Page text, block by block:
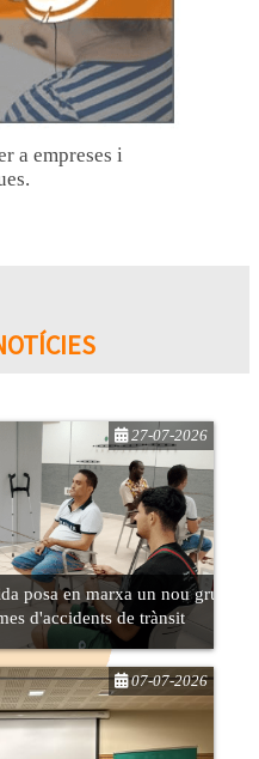
a empreses i
posa en marxa un nou grup
d'accidents de trànsit
27-07-2026
07-07-2026